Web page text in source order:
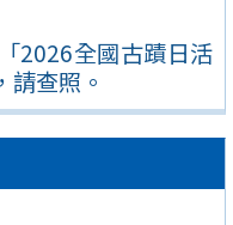
2026全國古蹟日活
查照。